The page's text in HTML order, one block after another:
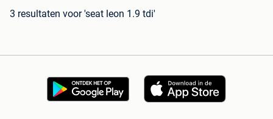
3 resultaten voor 'seat leon 1.9 tdi'